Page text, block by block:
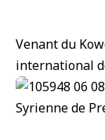
Venant du
international